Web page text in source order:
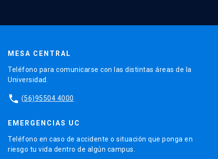
MESA CENTRAL
Teléfono para comunicarse con las distintas áreas de la
Universidad.
phone (56)95504 4000
EMERGENCIAS UC
Teléfono en caso de accidente o situación que ponga en
riesgo tu vida dentro de algún campus.